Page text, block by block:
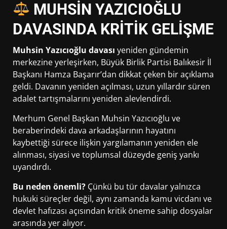
MUHSİN YAZICIOĞLU
DAVASINDA KRİTİK GELİŞME
Muhsin Yazıcıoğlu davası yeniden gündemin
merkezine yerleşirken, Büyük Birlik Partisi Balıkesir İl
Başkanı Hamza Başarır’dan dikkat çeken bir açıklama
geldi. Davanın yeniden açılması, uzun yıllardır süren
adalet tartışmalarını yeniden alevlendirdi.
Merhum Genel Başkan Muhsin Yazıcıoğlu ve
beraberindeki dava arkadaşlarının hayatını
kaybettiği sürece ilişkin yargılamanın yeniden ele
alınması, siyasi ve toplumsal düzeyde geniş yankı
uyandırdı.
Bu neden önemli? Çünkü bu tür davalar yalnızca
hukuki süreçler değil, aynı zamanda kamu vicdanı ve
devlet hafızası açısından kritik öneme sahip dosyalar
arasında yer alıyor.